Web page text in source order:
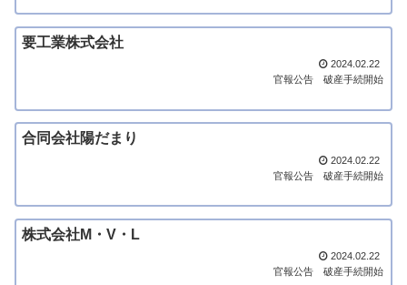
要工業株式会社
2024.02.22
官報公告
破産手続開始
合同会社陽だまり
2024.02.22
官報公告
破産手続開始
株式会社M・V・L
2024.02.22
官報公告
破産手続開始